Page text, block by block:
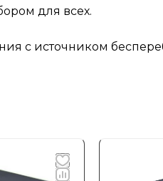
для всех.
с источником